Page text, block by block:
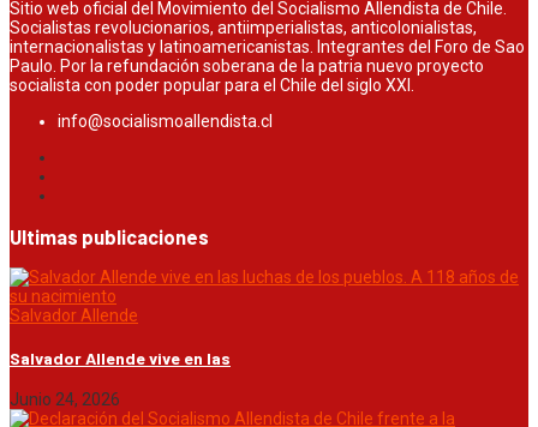
Sitio web oficial del Movimiento del Socialismo Allendista de Chile.
Socialistas revolucionarios, antiimperialistas, anticolonialistas,
internacionalistas y latinoamericanistas. Integrantes del Foro de Sao
Paulo. Por la refundación soberana de la patria nuevo proyecto
socialista con poder popular para el Chile del siglo XXI.
info@socialismoallendista.cl
Ultimas publicaciones
Salvador Allende
Salvador Allende vive en las
Junio 24, 2026